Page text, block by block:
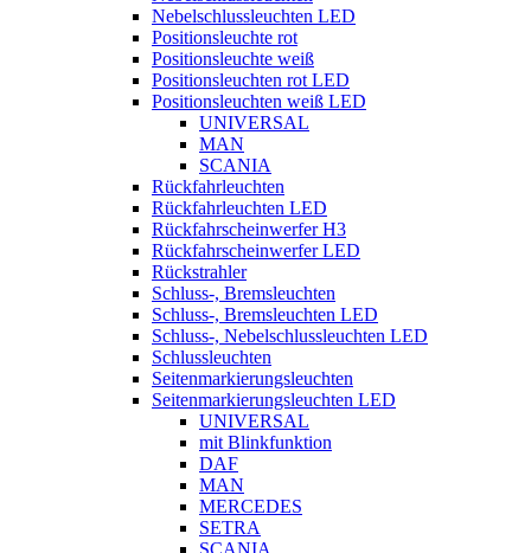
Nebelschlussleuchten LED
Positionsleuchte rot
Positionsleuchte weiß
Positionsleuchten rot LED
Positionsleuchten weiß LED
UNIVERSAL
MAN
SCANIA
Rückfahrleuchten
Rückfahrleuchten LED
Rückfahrscheinwerfer H3
Rückfahrscheinwerfer LED
Rückstrahler
Schluss-, Bremsleuchten
Schluss-, Bremsleuchten LED
Schluss-, Nebelschlussleuchten LED
Schlussleuchten
Seitenmarkierungsleuchten
Seitenmarkierungsleuchten LED
UNIVERSAL
mit Blinkfunktion
DAF
MAN
MERCEDES
SETRA
SCANIA